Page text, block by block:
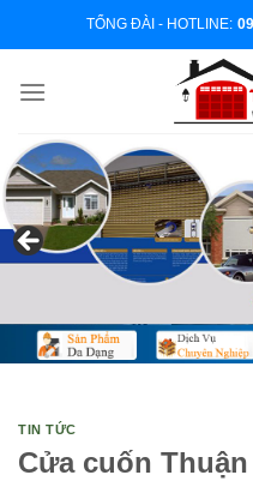
TỔNG ĐÀI - HOTLINE:
TIN TỨC
Cửa cuốn